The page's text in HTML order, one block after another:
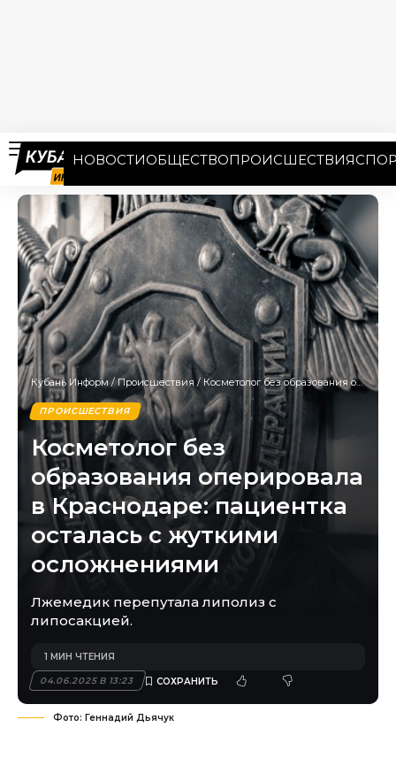
НОВОСТИОБЩЕСТВОПРОИСШЕСТВИЯ
Кубань Информ /Происшествия / Косметолог без образования оперировала в Краснодаре: пациентка осталась с жуткими осложнениями
ПРОИСШЕСТВИЯ
Косметолог без
образования оперировала
в Краснодаре: пациентка
осталась с жуткими
осложнениями
Лжемедик перепутала липолиз с
липосакцией.
04.06.2025 В 13:23
1 МИН ЧТЕНИЯ
Фото: Геннадий Дьячук